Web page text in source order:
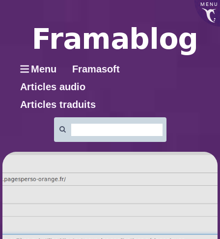
MENU
Menu
Framasoft
Articles audio
Articles traduits
: